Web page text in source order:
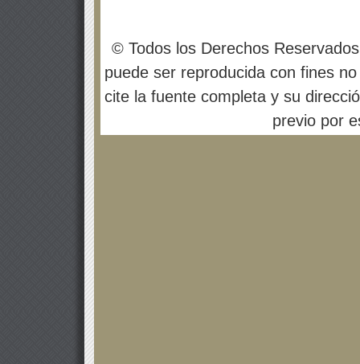
© Todos los Derechos
puede ser reproducida con fines
cite la fuente completa y su
previo por